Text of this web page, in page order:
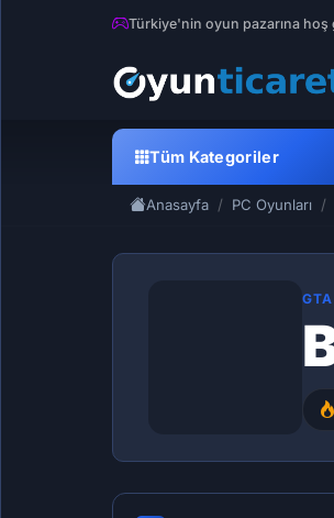
Türkiye'nin oyun pazarına hoş
Tüm Kategoriler
Anasayfa PC Oyunları